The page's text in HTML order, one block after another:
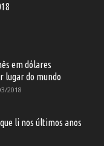
em dólares
lugar do mundo
2018
li nos últimos anos